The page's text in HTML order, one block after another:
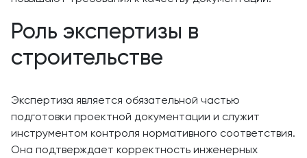
Роль экспертизы в
строительстве
Экспертиза является обязательной частью
подготовки проектной документации и служит
инструментом контроля нормативного соответствия.
Она подтверждает корректность инженерных